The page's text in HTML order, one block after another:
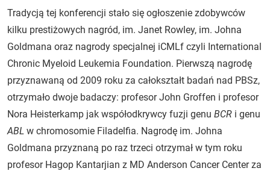
Tradycją tej konferencji stało się ogłoszenie zdobywców
kilku prestiżowych nagród, im. Janet Rowley, im. Johna
Goldmana oraz nagrody specjalnej iCMLf czyli International
Chronic Myeloid Leukemia Foundation. Pierwszą nagrodę
przyznawaną od 2009 roku za całokształt badań nad PBSz,
otrzymało dwoje badaczy: profesor John Groffen i profesor
Nora Heisterkamp jak współodkrywcy fuzji genu BCR i genu
ABL w chromosomie Filadelfia. Nagrodę im. Johna
Goldmana przyznaną po raz trzeci otrzymał w tym roku
profesor Hagop Kantarjian z MD Anderson Cancer Center za